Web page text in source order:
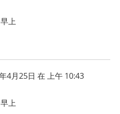
上
4月25日 在 上午 10:43
上